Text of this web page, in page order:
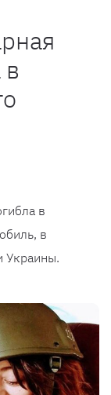
в
в
Украины.